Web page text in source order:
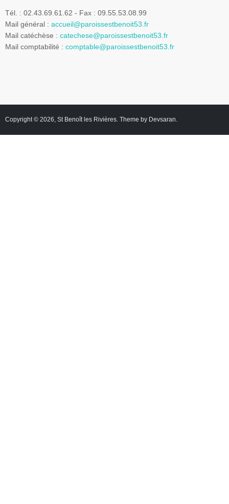
Tél. : 02.43.69.61.62 - Fax : 09.55.53.08.99
Mail général : accueil@paroissestbenoit53.fr
Mail catéchèse : catechese@paroissestbenoit53.fr
Mail comptabilité : comptable@paroissestbenoit53.fr
Copyright © 2026, St Benoît les Rivières. Theme by Devsaran.